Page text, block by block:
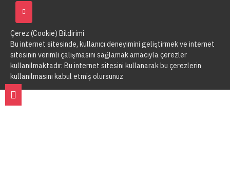
Çerez (Cookie) Bildirimi
Bu internet sitesinde, kullanıcı deneyimini geliştirmek ve internet
sitesinin verimli çalışmasını sağlamak amacıyla çerezler
kullanılmaktadır. Bu internet sitesini kullanarak bu çerezlerin
kullanılmasını kabul etmiş olursunuz